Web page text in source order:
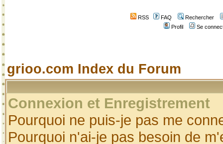
RSS FAQ
Rechercher
Profil
Se
grioo.com Index du Forum
Connexion et Enregistrement
Pourquoi ne puis-je pas me
Pourquoi n'ai-je pas besoin de